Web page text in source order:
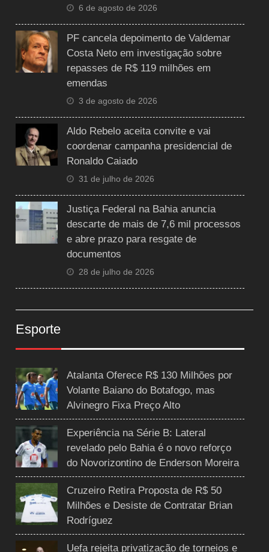
6 de agosto de 2026
PF cancela depoimento de Valdemar
Costa Neto em investigação sobre
repasses de R$ 119 milhões em
emendas
3 de agosto de 2026
Aldo Rebelo aceita convite e vai
coordenar campanha presidencial de
Ronaldo Caiado
31 de julho de 2026
Justiça Federal na Bahia anuncia
descarte de mais de 7,6 mil processos
e abre prazo para resgate de
documentos
28 de julho de 2026
Esporte
Atalanta Oferece R$ 130 Milhões por
Volante Baiano do Botafogo, mas
Alvinegro Fixa Preço Alto
Experiência na Série B: Lateral
revelado pelo Bahia é o novo reforço
do Novorizontino de Enderson Moreira
Cruzeiro Retira Proposta de R$ 50
Milhões e Desiste de Contratar Brian
Rodríguez
Uefa rejeita privatização de torneios e